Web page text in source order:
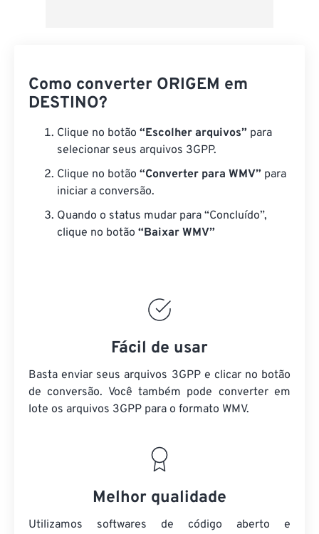
Como converter ORIGEM em
DESTINO?
Clique no botão “Escolher arquivos” para
selecionar seus arquivos 3GPP.
Clique no botão “Converter para WMV” para
iniciar a conversão.
Quando o status mudar para “Concluído”,
clique no botão “Baixar WMV”
Fácil de usar
Basta enviar seus arquivos 3GPP e clicar no botão
de conversão. Você também pode converter em
lote os arquivos 3GPP para o formato WMV.
Melhor qualidade
Utilizamos softwares de código aberto e